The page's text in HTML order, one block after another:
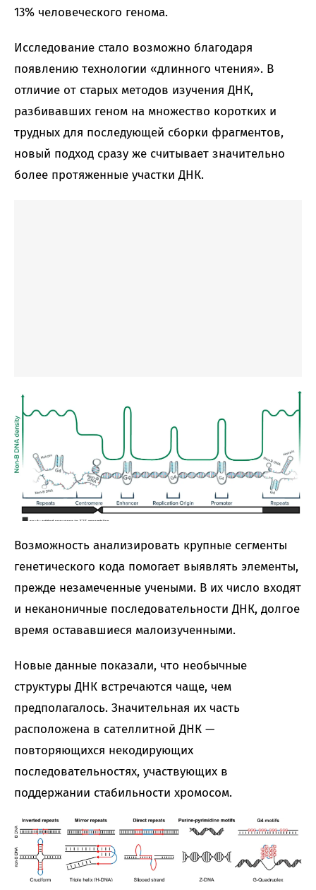
13% человеческого генома.
Исследование стало возможно благодаря
появлению технологии «длинного чтения». В
отличие от старых методов изучения ДНК,
разбивавших геном на множество коротких и
трудных для последующей сборки фрагментов,
новый подход сразу же считывает значительно
более протяженные участки ДНК.
Возможность анализировать крупные сегменты
генетического кода помогает выявлять элементы,
прежде незамеченные учеными. В их число входят
и неканоничные последовательности ДНК, долгое
время остававшиеся малоизученными.
Новые данные показали, что необычные
структуры ДНК встречаются чаще, чем
предполагалось. Значительная их часть
расположена в сателлитной ДНК —
повторяющихся некодирующих
последовательностях, участвующих в
поддержании стабильности хромосом.